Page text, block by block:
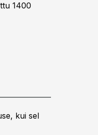
1400
kui sel